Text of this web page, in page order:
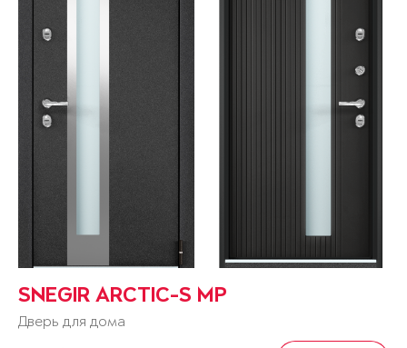
SNEGIR ARCTIC-S MP
Дверь для дома